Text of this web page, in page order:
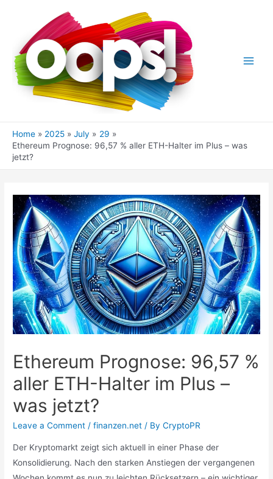
Home 2025 July
29
Ethereum Prognose: 96,57 % aller ETH-Halter im Plus – was
jetzt?
Ethereum Prognose: 96,57 %
aller ETH-Halter im Plus –
was jetzt?
Leave a Comment /finanzen.net / ByCryptoPR
Der Kryptomarkt zeigt sich aktuell in einer Phase der
Konsolidierung. Nach den starken Anstiegen der vergangenen